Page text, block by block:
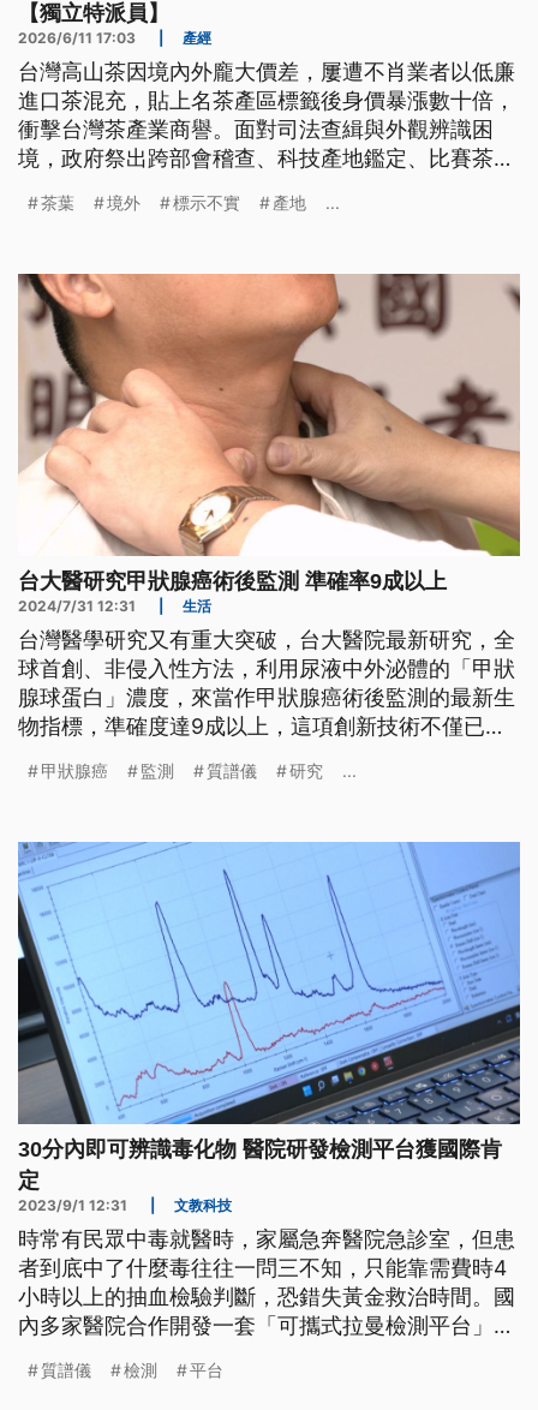
【獨立特派員】
2026/6/11 17:03 產經
台灣高山茶因境內外龐大價差，屢遭不肖業者以低廉
進口茶混充，貼上名茶產區標籤後身價暴漲數十倍，
衝擊台灣茶產業商譽。面對司法查緝與外觀辨識困
境，政府祭出跨部會稽查、科技產地鑑定、比賽茶切
本與產業鏈透明度仍面臨拉鋸。
茶葉 境外 標示不實 產地 ...
台大醫研究甲狀腺癌術後監測 準確率9成以上
2024/7/31 12:31 生活
台灣醫學研究又有重大突破，台大醫院最新研究，全
球首創、非侵入性方法，利用尿液中外泌體的「甲狀
腺球蛋白」濃度，來當作甲狀腺癌術後監測的最新生
物指標，準確度達9成以上，這項創新技術不僅已取
際知名期刊。
甲狀腺癌 監測 質譜儀 研究 ...
30分內即可辨識毒化物 醫院研發檢測平台獲國際肯
定
2023/9/1 12:31 文教科技
時常有民眾中毒就醫時，家屬急奔醫院急診室，但患
者到底中了什麼毒往往一問三不知，只能靠需費時4
小時以上的抽血檢驗判斷，恐錯失黃金救治時間。國
內多家醫院合作開發一套「可攜式拉曼檢測平台」，
質譜儀 檢測 平台